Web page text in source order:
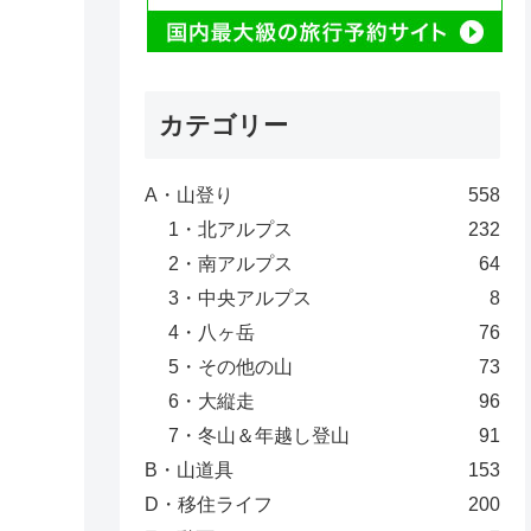
カテゴリー
A・山登り
558
1・北アルプス
232
2・南アルプス
64
3・中央アルプス
8
4・八ヶ岳
76
5・その他の山
73
6・大縦走
96
7・冬山＆年越し登山
91
B・山道具
153
D・移住ライフ
200